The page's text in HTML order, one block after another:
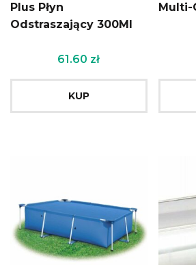
Plus Płyn
Odstraszający 300Ml
61.60 zł
KUP
Multi-